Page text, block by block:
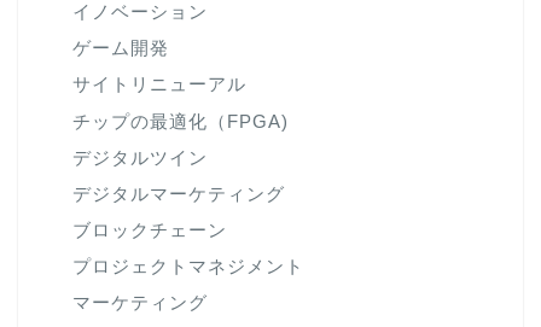
イノベーション
ゲーム開発
サイトリニューアル
チップの最適化（FPGA)
デジタルツイン
デジタルマーケティング
ブロックチェーン
プロジェクトマネジメント
マーケティング